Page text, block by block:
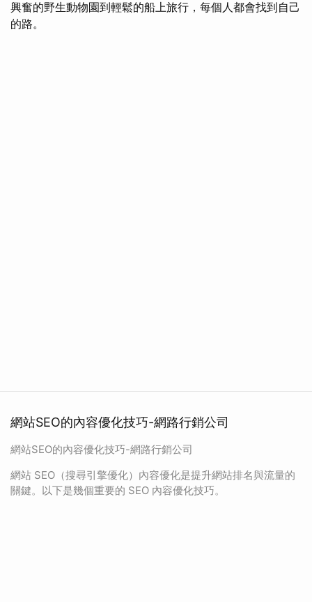
興奮的野生動物園到輕鬆的船上旅行，每個人都會找到自己
的路。
網站SEO的內容優化技巧-網路行銷公司
網站SEO的內容優化技巧-網路行銷公司
網站 SEO（搜尋引擎優化）內容優化是提升網站排名與流量的
關鍵。以下是幾個重要的 SEO 內容優化技巧。